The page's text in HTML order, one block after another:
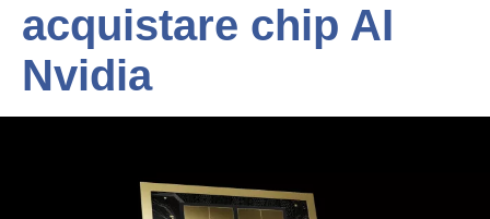
acquistare chip AI
Nvidia